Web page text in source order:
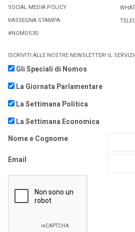
SOCIAL MEDIA POLICY
RASSEGNA STAMPA
#NOMOS30
ISCRIVITI ALLE NOSTRE NEWSLETTER! IL
Gli Speciali di Nomos
La Giornata Parlamentare
La Settimana Politica
La Settimana Economica
Nome e Cognome
Email